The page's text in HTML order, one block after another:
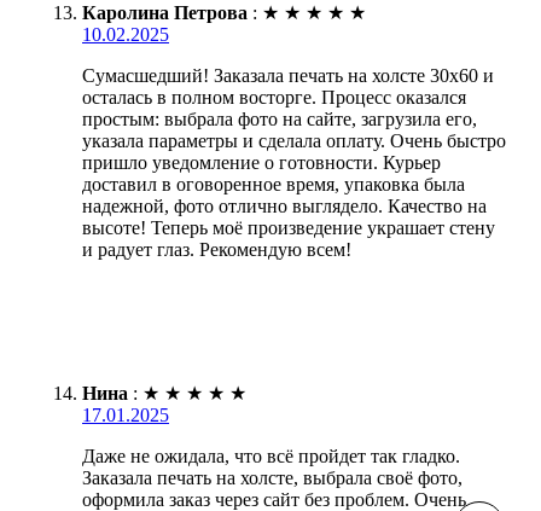
Каролина Петрова : ★ ★ ★ ★ ★
10.02.2025
Сумасшедший! Заказала печать на холсте 30х60 и
осталась в полном восторге. Процесс оказался
простым: выбрала фото на сайте, загрузила его,
указала параметры и сделала оплату. Очень быстро
пришло уведомление о готовности. Курьер
доставил в оговоренное время, упаковка была
надежной, фото отлично выглядело. Качество на
высоте! Теперь моё произведение украшает стену
и радует глаз. Рекомендую всем!
Нина : ★ ★ ★ ★ ★
17.01.2025
Даже не ожидала, что всё пройдет так гладко.
Заказала печать на холсте, выбрала своё фото,
оформила заказ через сайт без проблем. Очень